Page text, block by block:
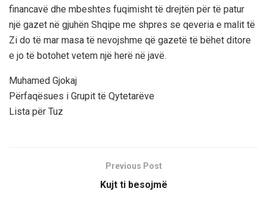
financavë dhe mbeshtes fuqimisht të drejtën për të patur
një gazet në gjuhën Shqipe me shpres se qeveria e malit të
Zi do të mar masa të nevojshme që gazetë të bëhet ditore
e jo të botohet vetem një herë në javë.
Muhamed Gjokaj
Përfaqësues i Grupit të Qytetarëve
Lista për Tuz
Previous Post
Kujt ti besojmë